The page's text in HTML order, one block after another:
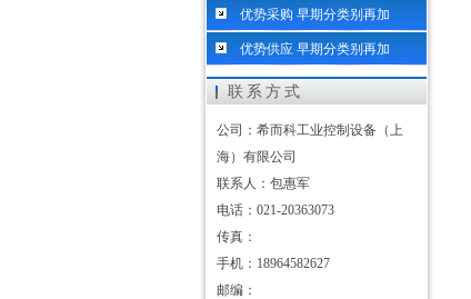
优势采购 早期分类别再加
优势供应 早期分类别再加
联系方式
公司：希而科工业控制设备（上
海）有限公司
联系人：包惠军
电话：021-20363073
传真：
手机：18964582627
邮编：